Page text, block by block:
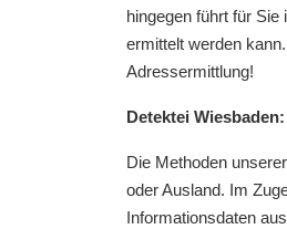
hingegen führt für
ermittelt werden
Adressermittlung!
Detektei
Die Methoden
oder Ausland. Im
Informationsdaten